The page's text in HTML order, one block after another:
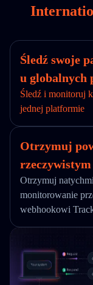
Śledź swoje
u globalnych
Śledź i monitoruj
jednej platformie
Otrzymuj
Otrzymuj
monitorowanie
webhookowi